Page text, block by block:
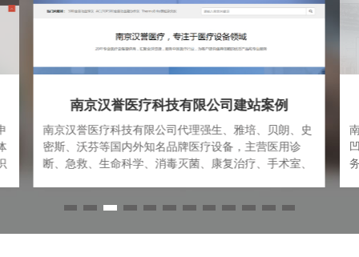
南京杜赛机电设备有限公司
南京杜赛机电设备有限公司是一家专业从事进口及国产
凹版印刷机、复合机、涂布机等印刷包装设备一体化服
务的科技型公司。公司集研发、销售和服务一体，为印